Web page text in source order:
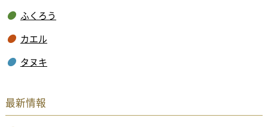
ふくろう
カエル
タヌキ
最新情報